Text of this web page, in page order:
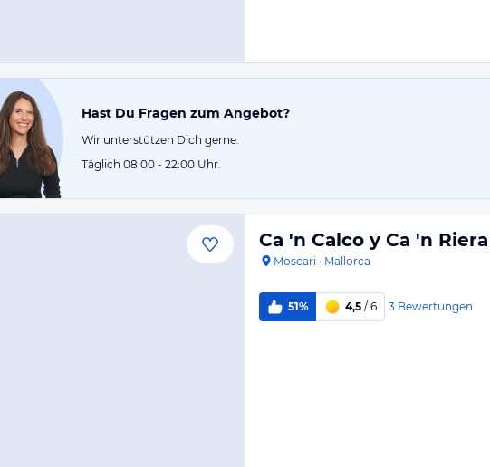
Hast Du Fragen zum Angebot?
Wir unterstützen Dich gerne.
Täglich 08:00 - 22:00 Uhr.
Ca 'n Calco y Ca 'n Riera
Moscari · Mallorca
51% 4,5 / 6 3 Bewertungen